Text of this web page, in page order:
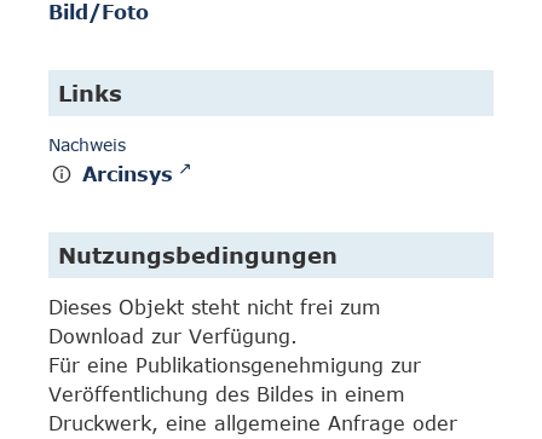
Bild/Foto
Links
Nachweis
Arcinsys
Nutzungsbedingungen
Dieses Objekt steht nicht frei zum
Download zur Verfügung.
Für eine Publikationsgenehmigung zur
Veröffentlichung des Bildes in einem
Druckwerk, eine allgemeine Anfrage oder